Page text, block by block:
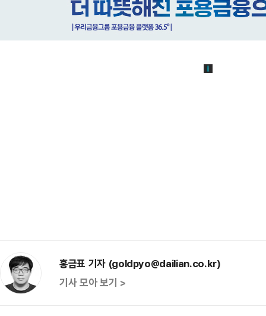
홍금표 기자 (goldpyo@dailian.co.kr)
기사 모아 보기 >